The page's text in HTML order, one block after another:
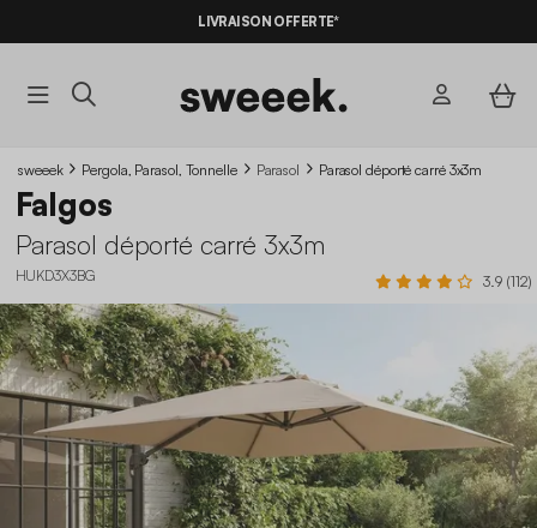
BONS PLANS* AVEC LECODE SUMMER10
LIVRAISON OFFERTE*
sweeek Pergola, Parasol, Tonnelle Parasol Parasol déporté carré 3x3m
Falgos
Parasol déporté carré 3x3m
HUKD3X3BG 3.9 (112)